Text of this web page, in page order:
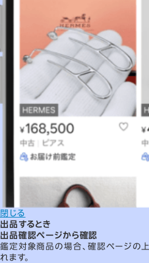
閉じる
出品するとき
出品確認ページから確認
鑑定対象商品の場合、確認ページの
れます。